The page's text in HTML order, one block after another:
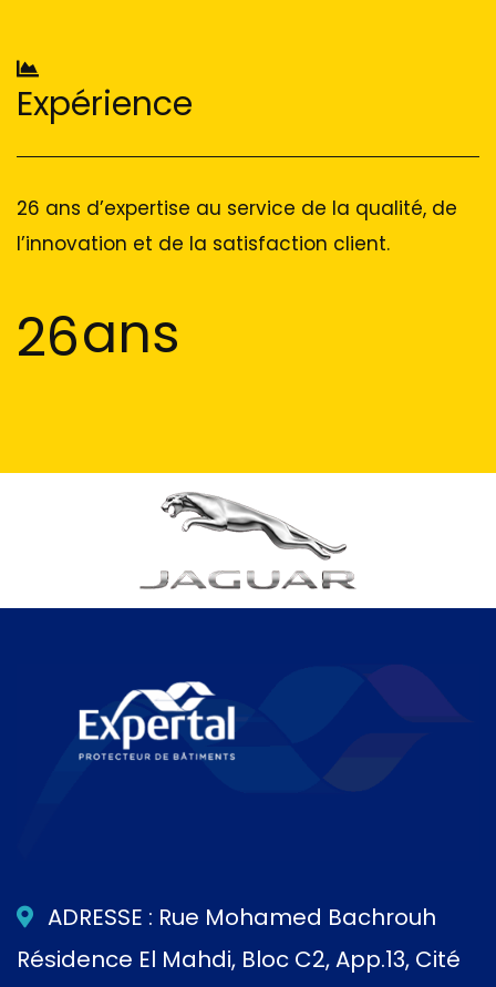
Expérience
26 ans d’expertise au service de la qualité, de
l’innovation et de la satisfaction client.
26ans
ADRESSE : Rue Mohamed Bachrouh
Résidence El Mahdi, Bloc C2, App.13, Cité